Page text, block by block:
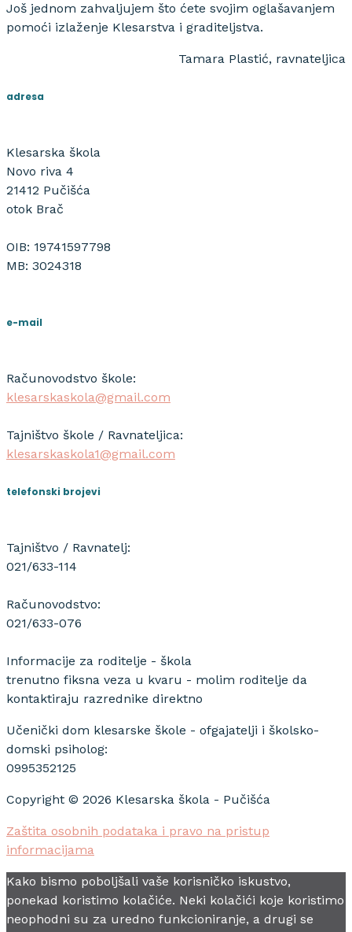
Još jednom zahvaljujem što ćete svojim oglašavanjem
pomoći izlaženje Klesarstva i graditeljstva.
Tamara Plastić, ravnateljica
adresa
Klesarska škola
Novo riva 4
21412 Pučišća
otok Brač
OIB: 19741597798
MB: 3024318
e-mail
Računovodstvo škole:
klesarskaskola@gmail.com
Tajništvo škole / Ravnateljica:
klesarskaskola1@gmail.com
telefonski brojevi
Tajništvo / Ravnatelj:
021/633-114
Računovodstvo:
021/633-076
Informacije za roditelje - škola
trenutno fiksna veza u kvaru - molim roditelje da
kontaktiraju razrednike direktno
Učenički dom klesarske škole - ofgajatelji i školsko-
domski psiholog:
0995352125
Copyright © 2026 Klesarska škola - Pučišća
Zaštita osobnih podataka i pravo na pristup
informacijama
Kako bismo poboljšali vaše korisničko iskustvo,
ponekad koristimo kolačiće. Neki kolačići koje koristimo
neophodni su za uredno funkcioniranje, a drugi se